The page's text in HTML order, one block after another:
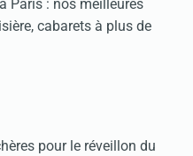
Paris : nos meilleures
cabarets à plus de
pour le réveillon du